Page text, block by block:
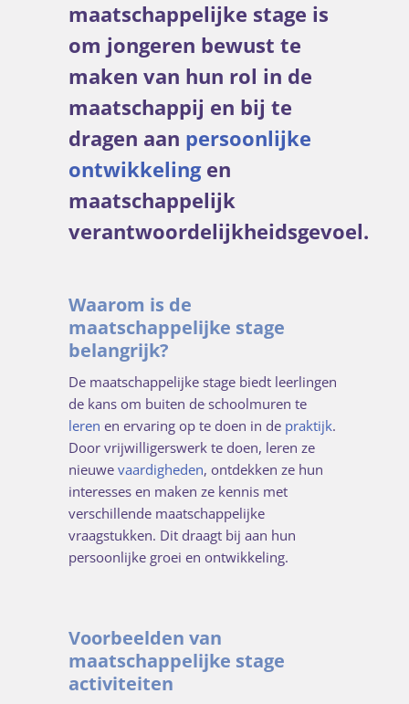
maatschappelijke stage is
om jongeren bewust te
maken van hun rol in de
maatschappij en bij te
dragen aan persoonlijke
ontwikkelingen
maatschappelijk
verantwoordelijkheidsgevoel.
Waarom is de
maatschappelijke stage
belangrijk?
De maatschappelijke stage biedt leerlingen
de kans om buiten de schoolmuren te
leren en ervaring op te doen in de praktijk.
Door vrijwilligerswerk te doen, leren ze
nieuwe vaardigheden, ontdekken ze hun
interesses en maken ze kennis met
verschillende maatschappelijke
vraagstukken. Dit draagt bij aan hun
persoonlijke groei en ontwikkeling.
Voorbeelden van
maatschappelijke stage
activiteiten